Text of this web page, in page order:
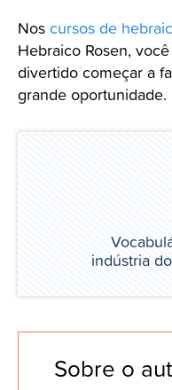
Nos cursos de
Hebraico Rosen,
divertido começar a
grande oportunidade.
indústria
Sobre o